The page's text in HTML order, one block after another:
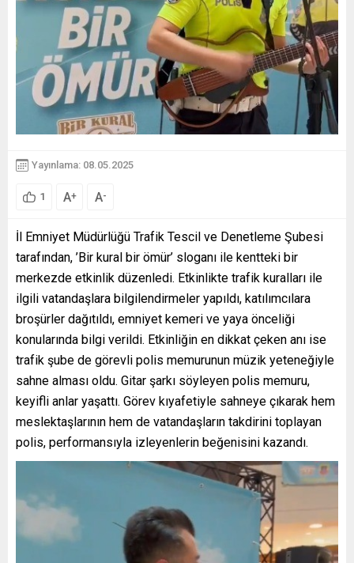
Yayınlama: 08.05.2025
1 A+ A-
İl Emniyet Müdürlüğü Trafik Tescil ve Denetleme Şubesi
tarafından, ’Bir kural bir ömür’ sloganı ile kentteki bir
merkezde etkinlik düzenledi. Etkinlikte trafik kuralları ile
ilgili vatandaşlara bilgilendirmeler yapıldı, katılımcılara
broşürler dağıtıldı, emniyet kemeri ve yaya önceliği
konularında bilgi verildi. Etkinliğin en dikkat çeken anı ise
trafik şube de görevli polis memurunun müzik yeteneğiyle
sahne alması oldu. Gitar şarkı söyleyen polis memuru,
keyifli anlar yaşattı. Görev kıyafetiyle sahneye çıkarak hem
meslektaşlarının hem de vatandaşların takdirini toplayan
polis, performansıyla izleyenlerin beğenisini kazandı.